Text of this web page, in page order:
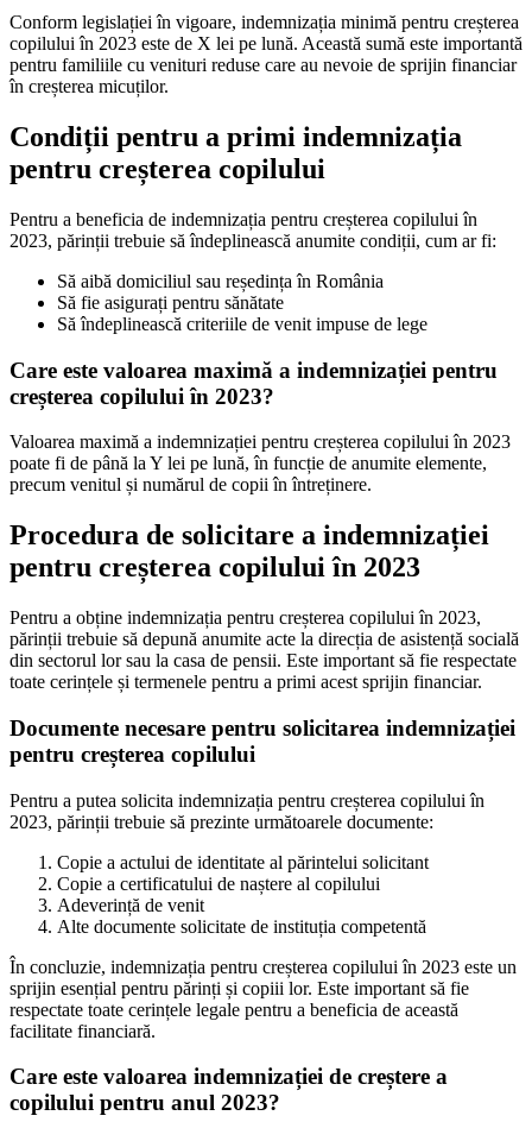
Conform legislației în vigoare, indemnizația minimă pentru creșterea
copilului în 2023 este de X lei pe lună. Această sumă este importantă
pentru familiile cu venituri reduse care au nevoie de sprijin financiar
în creșterea micuților.
Condiții pentru a primi indemnizația
pentru creșterea copilului
Pentru a beneficia de indemnizația pentru creșterea copilului în
2023, părinții trebuie să îndeplinească anumite condiții, cum ar fi:
Să aibă domiciliul sau reședința în România
Să fie asigurați pentru sănătate
Să îndeplinească criteriile de venit impuse de lege
Care este valoarea maximă a indemnizației pentru
creșterea copilului în 2023?
Valoarea maximă a indemnizației pentru creșterea copilului în 2023
poate fi de până la Y lei pe lună, în funcție de anumite elemente,
precum venitul și numărul de copii în întreținere.
Procedura de solicitare a indemnizației
pentru creșterea copilului în 2023
Pentru a obține indemnizația pentru creșterea copilului în 2023,
părinții trebuie să depună anumite acte la direcția de asistență socială
din sectorul lor sau la casa de pensii. Este important să fie respectate
toate cerințele și termenele pentru a primi acest sprijin financiar.
Documente necesare pentru solicitarea indemnizației
pentru creșterea copilului
Pentru a putea solicita indemnizația pentru creșterea copilului în
2023, părinții trebuie să prezinte următoarele documente:
Copie a actului de identitate al părintelui solicitant
Copie a certificatului de naștere al copilului
Adeverință de venit
Alte documente solicitate de instituția competentă
În concluzie, indemnizația pentru creșterea copilului în 2023 este un
sprijin esențial pentru părinți și copiii lor. Este important să fie
respectate toate cerințele legale pentru a beneficia de această
facilitate financiară.
Care este valoarea indemnizației de creștere a
copilului pentru anul 2023?